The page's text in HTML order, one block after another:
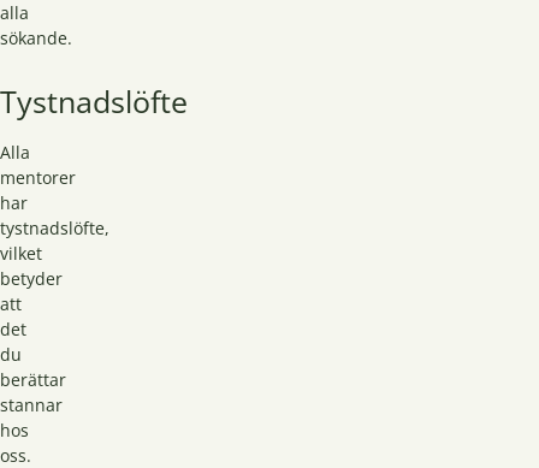
alla
sökande.
Tystnadslöfte
Alla
mentorer
har
tystnadslöfte,
vilket
betyder
att
det
du
berättar
stannar
hos
oss.